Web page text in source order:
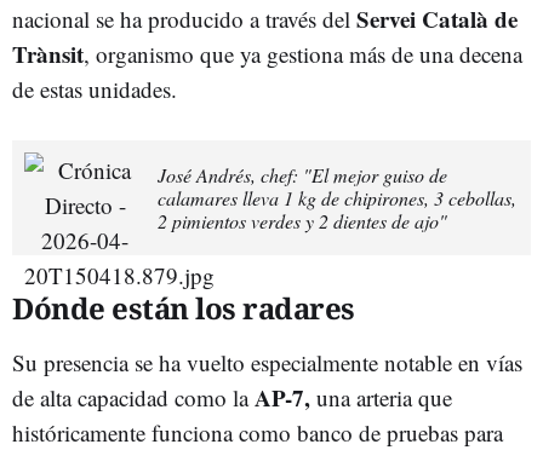
nacional se ha producido a través del Servei Català de
Trànsit, organismo que ya gestiona más de una decena
de estas unidades.
José Andrés, chef: "El mejor guiso de
calamares lleva 1 kg de chipirones, 3 cebollas,
2 pimientos verdes y 2 dientes de ajo"
Dónde están los radares
Su presencia se ha vuelto especialmente notable en vías
de alta capacidad como laAP-7, una arteria que
históricamente funciona como banco de pruebas para